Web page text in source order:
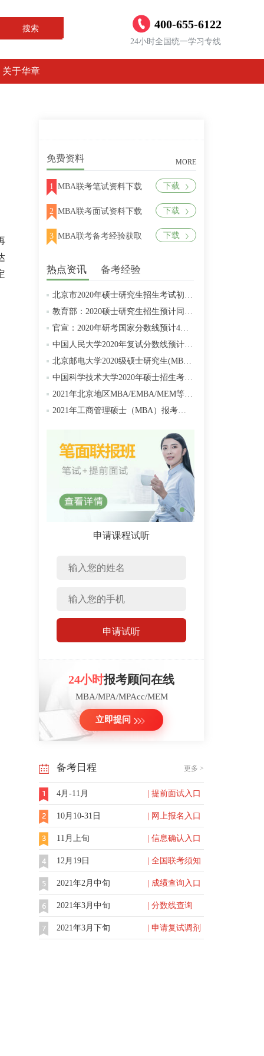
搜索 400-655-6122
24小时全国统一学习专线
关于华章
免费资料 MORE
1 MBA联考笔试资料下载 下载
2 MBA联考面试资料下载 下载
3 MBA联考备考经验获取 下载
热点资讯 备考经验
北京市2020年硕士研究生招生考试初试成绩查询及复查复核的公告
教育部：2020硕士研究生招生预计同比增加18.9万人
官宣：2020年研考国家分数线预计4月中旬左右公布
中国人民大学2020年复试分数线预计将于4月中旬左右公布
北京邮电大学2020级硕士研究生(MBA/MPAcc/MPA等)学费标准
中国科学技术大学2020年硕士招生考试复试分数线预4月中旬公布
2021年北京地区MBA/EMBA/MEM等管理类联考提前批面试汇总
2021年工商管理硕士（MBA）报考条件
申请课程试听
申请试听
24小时报考顾问在线
MBA/MPA/MPAcc/MEM
立即提问
备考日程 更多 >
4月-11月 | 提前面试入口
10月10-31日 | 网上报名入口
11月上旬 | 信息确认入口
12月19日 | 全国联考须知
2021年2月中旬 | 成绩查询入口
2021年3月中旬 | 分数线查询
2021年3月下旬 | 申请复试调剂